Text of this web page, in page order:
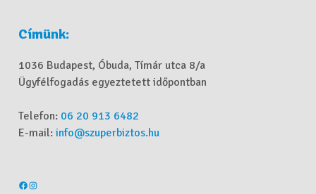
Címünk:
1036 Budapest, Óbuda, Tímár utca 8/a
Ügyfélfogadás egyeztetett időpontban
Telefon: 06 20 913 6482
E-mail:info@szuperbiztos.hu